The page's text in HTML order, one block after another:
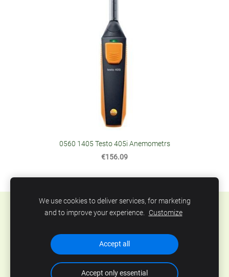
0560 1405 Testo 405i Anemometrs
€156.09
Sīkdatnes
SIA Abero, Mūkusalas 33, Rīga, Latvija. Tel.: +371
67801078, epasts:info@abero.lv
We use cookies to deliver services, for marketing
and to improve your experience. Customize
Accept all
Accept only essential